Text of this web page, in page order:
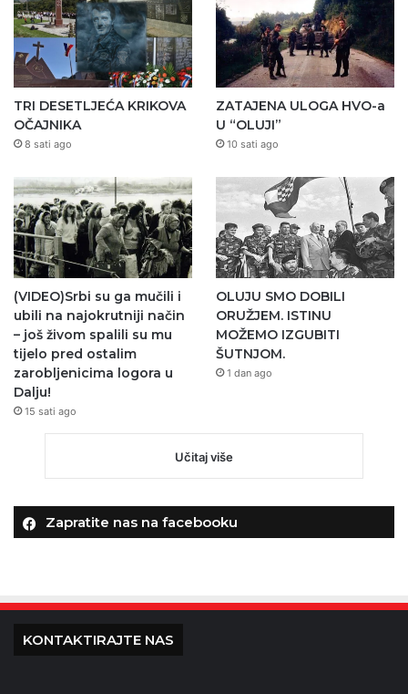
TRI DESETLJEĆA KRIKOVA
OČAJNIKA
8 sati ago
ZATAJENA ULOGA HVO-a
U “OLUJI”
10 sati ago
(VIDEO)Srbi su ga mučili i
ubili na najokrutniji način
– još živom spalili su mu
tijelo pred ostalim
zarobljenicima logora u
Dalju!
15 sati ago
OLUJU SMO DOBILI
ORUŽJEM. ISTINU
MOŽEMO IZGUBITI
ŠUTNJOM.
1 dan ago
Učitaj više
Zapratite nas na facebooku
KONTAKTIRAJTE NAS